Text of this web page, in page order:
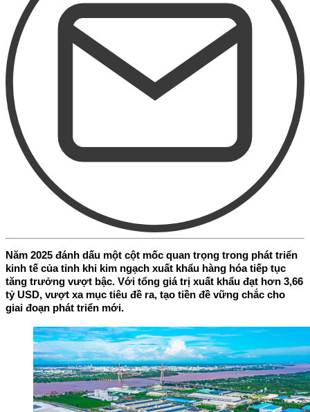
Năm 2025 đánh dấu một cột mốc quan trọng trong phát triển
kinh tế của tỉnh khi kim ngạch xuất khẩu hàng hóa tiếp tục
tăng trưởng vượt bậc. Với tổng giá trị xuất khẩu đạt hơn 3,66
tỷ USD, vượt xa mục tiêu đề ra, tạo tiền đề vững chắc cho
giai đoạn phát triển mới.